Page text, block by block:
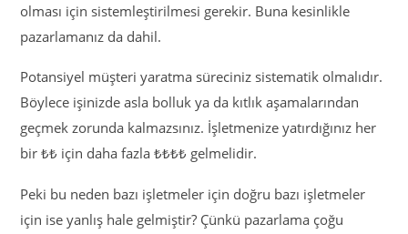
olması için sistemleştirilmesi gerekir. Buna kesinlikle
pazarlamanız da dahil.
Potansiyel müşteri yaratma süreciniz sistematik olmalıdır.
Böylece işinizde asla bolluk ya da kıtlık aşamalarından
geçmek zorunda kalmazsınız. İşletmenize yatırdığınız her
bir ₺₺ için daha fazla ₺₺₺₺ gelmelidir.
Peki bu neden bazı işletmeler için doğru bazı işletmeler
için ise yanlış hale gelmiştir? Çünkü pazarlama çoğu